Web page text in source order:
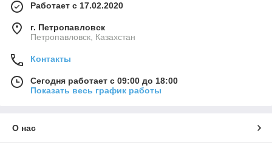
Работает с 17.02.2020
г. Петропавловск
Петропавловск, Казахстан
Контакты
Сегодня работает с 09:00 до 18:00
Показать весь график работы
О нас